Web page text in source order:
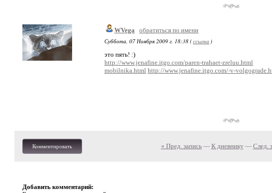
WVega
обратиться по имени
Суббота, 07 Ноября 2009 г. 18:38 (ссылка )
это пять! :)
http://www.jenafine.itgo.com/paren-trahaet-zreluu.html
mobilnika.html http://www.jenafine.itgo.com/-v-
Комментировать « Пред. запись— К дневнику — След.
Добавить комментарий: